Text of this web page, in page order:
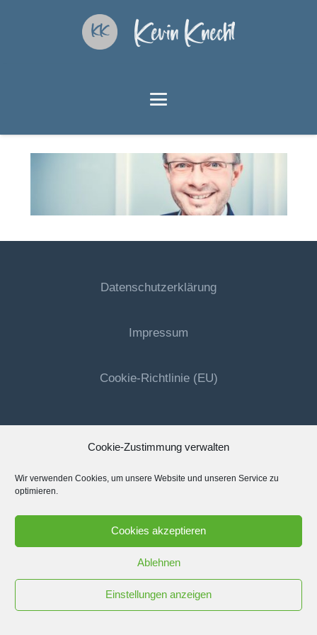
Cookie-Zustimmung verwalten
Wir verwenden Cookies, um unsere Website und unseren Service zu
optimieren.
Cookies akzeptieren
Ablehnen
Einstellungen anzeigen
Kevin Knecht
Datenschutzerklärung
Impressum
Cookie-Richtlinie (EU)